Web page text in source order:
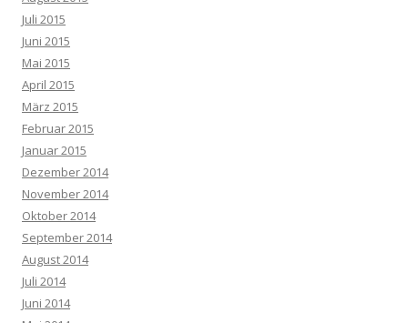
Juli 2015
Juni 2015
Mai 2015
April 2015
März 2015
Februar 2015
Januar 2015
Dezember 2014
November 2014
Oktober 2014
September 2014
August 2014
Juli 2014
Juni 2014